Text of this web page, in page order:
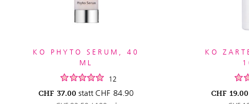
KO PHYTO SERUM, 40
ML
12
CHF 37.00 statt CHF 84.90
KO
CHF 19.00